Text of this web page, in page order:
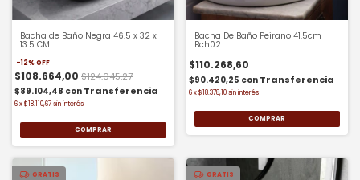
Bacha de Baño Negra 46.5 x 32 x
13.5 CM
-12%OFF
$108.664,00 $124.045,27
$89.104,48 con
6x$18.110,67sin interés
Bacha De Baño Peirano 41.5cm
Bch02
$110.268,60
$90.420,25 con
6 x$18.378,10 sin interés
GRATIS GRATIS